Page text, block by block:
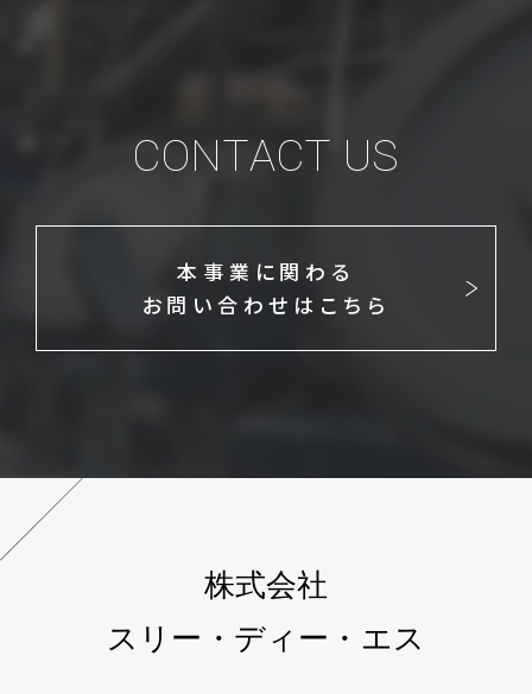
CONTACT US
本事業に関わる
お問い合わせはこちら
株式会社
スリー・ディー・エス